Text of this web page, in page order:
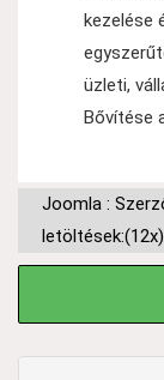
kezelése
üzleti,
Bővítése
Joomla :
letöltések:(12x)